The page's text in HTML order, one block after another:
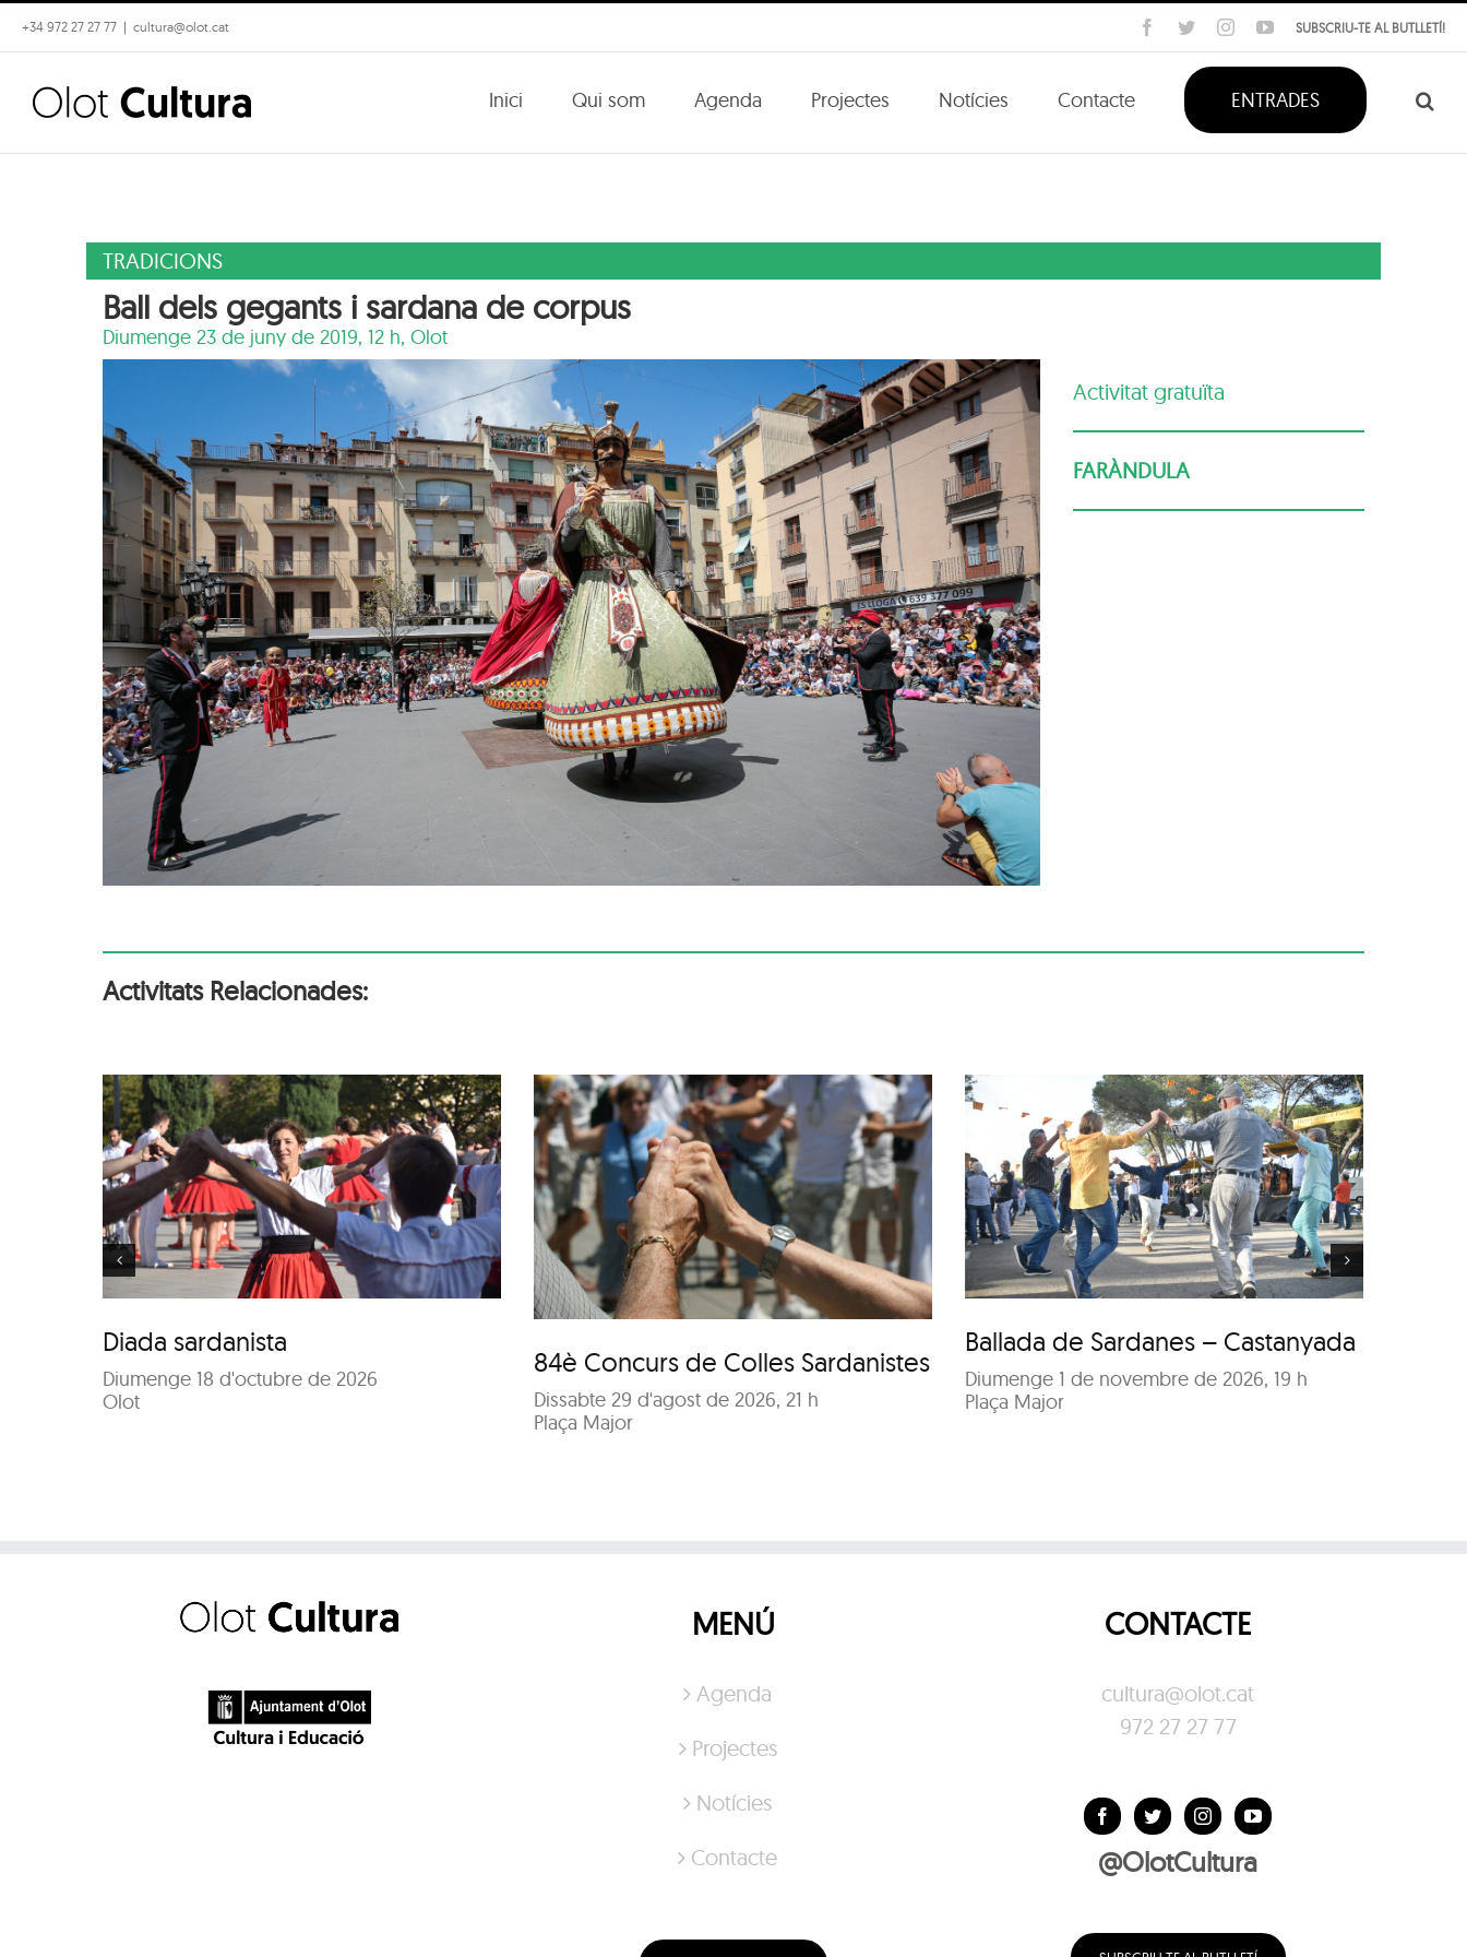
Skip
to
content
+34 972 27 27 77 | cultura@olot.cat SUBSCRIU-TE AL BUTLLETÍ!
Facebook
TwitterInstagramYouTube
Inici Qui som Agenda Projectes Notícies Contacte ENTRADES
TRADICIONS
Ball dels gegants i sardana de corpus
Diumenge 23 de juny de 2019, 12 h,Olot
Activitat gratuïta
FARÀNDULA
Activitats Relacionades:
Diada sardanista
Diumenge 18 d'octubre de 2026
Olot
84è Concurs de Colles
Sardanistes
84è Concurs de Colles Sardanistes
Dissabte 29 d'agost de 2026, 21 h
Plaça Major
Ballada de Sardanes –
Castanyada
Ballada de Sardanes – Castanyada
Diumenge 1 de novembre de 2026, 19 h
Plaça Major
Concert de Sant Esteve
MENÚ
Agenda
Projectes
Notícies
Contacte
CONTACTE
cultura@olot.cat
972 27 27 77
@OlotCultura